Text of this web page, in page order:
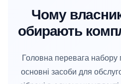
Чому
обирають
Головна перевага набору
основні засоби для